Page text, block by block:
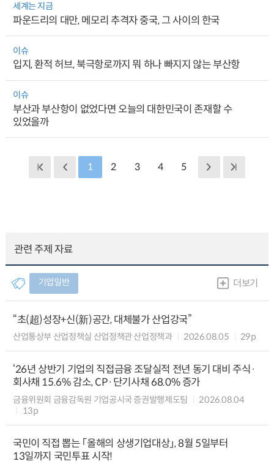
세계는 지금
파운드리의 대만, 메모리 추격자 중국, 그 사이의 한국
이슈
입지, 환적 허브, 북극항로까지 뭐 하나 빠지지 않는 부산항
이슈
부산과 부산항이 없었다면 오늘의 대한민국이 존재할 수
있었을까
1 2 3 4 5
관련 주제 자료
기업일반 더보기
“초(超)성장+신(新)공간, 대체불가 산업강국”
산업통상부 산업정책실 산업정책관 산업정책과 2026.08.05 29p
‘26년 상반기 기업의 직접금융 조달실적 전년 동기 대비 주식·
회사채 15.6% 감소, CP·단기사채 68.0% 증가
금융위원회 금융감독원 기업공시국 증권발행제도팀
2026.08.04
13p
국민이 직접 뽑는 「올해의 상생기업대상」, 8월 5일부터
13일까지 국민투표 시작!